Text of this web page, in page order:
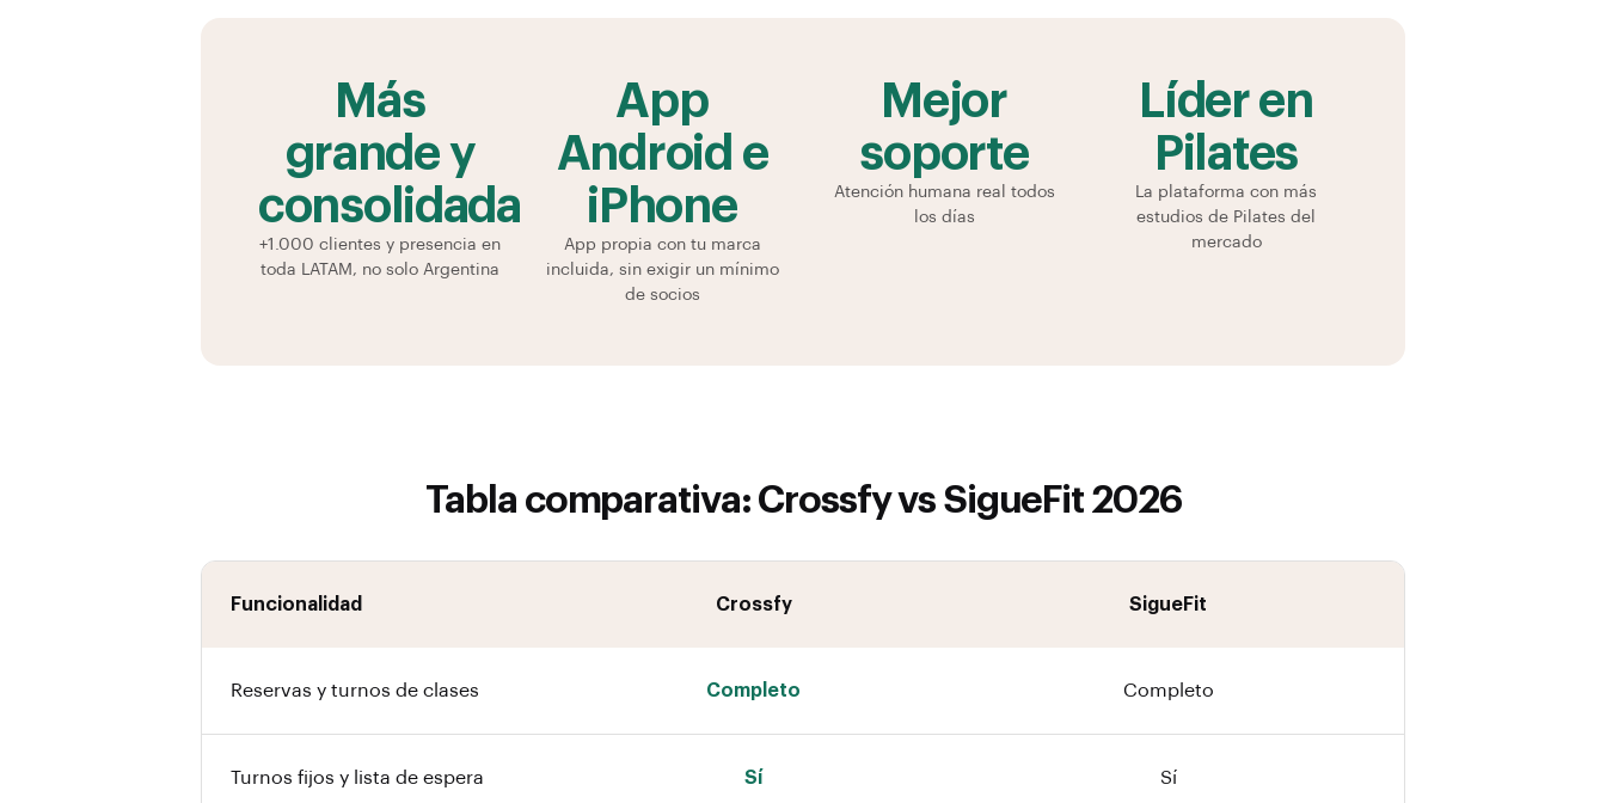
Más
grande y
consolidada
+1.000 clientes y presencia en
toda LATAM, no solo Argentina
App
Android e
iPhone
App propia con tu marca
incluida, sin exigir un mínimo
de socios
Mejor
soporte
Atención humana real todos
los días
Líder en
Pilates
La plataforma con más
estudios de Pilates del
mercado
Tabla comparativa: Crossfy vs SigueFit 2026
Funcionalidad Crossfy SigueFit
Reservas y turnos de clases Completo Completo
Turnos fijos y lista de espera Sí Sí